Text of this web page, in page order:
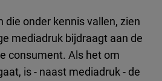
die onder kennis vallen, zien
mediadruk bijdraagt aan de
consument. Als het om
is - naast mediadruk - de